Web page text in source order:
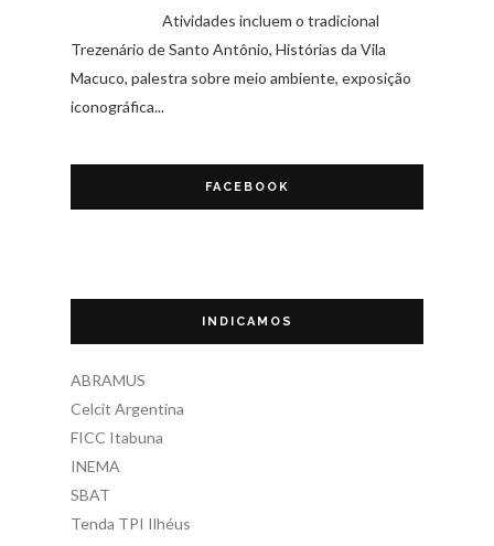
Atividades incluem o tradicional
Trezenário de Santo Antônio, Histórias da Vila
Macuco, palestra sobre meio ambiente, exposição
iconográfica...
FACEBOOK
INDICAMOS
ABRAMUS
Celcit Argentina
FICC Itabuna
INEMA
SBAT
Tenda TPI Ilhéus